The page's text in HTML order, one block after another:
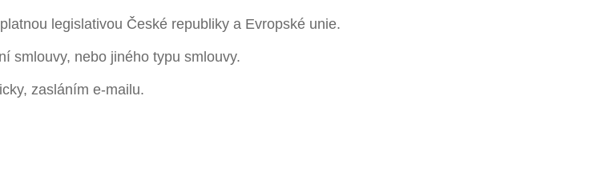
legislativou České republiky a Evropské unie.
smlouvy, nebo jiného typu smlouvy.
zasláním e-mailu.